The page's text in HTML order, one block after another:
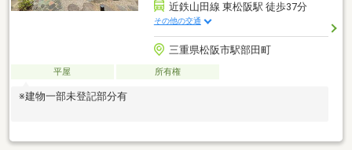
近鉄山田線 東松阪駅 徒歩37分
その他の交通
三重県松阪市駅部田町
平屋 所有権
※建物一部未登記部分有